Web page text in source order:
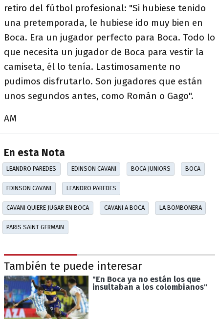
retiro del fútbol profesional: "Si hubiese tenido
una pretemporada, le hubiese ido muy bien en
Boca. Era un jugador perfecto para Boca. Todo lo
que necesita un jugador de Boca para vestir la
camiseta, él lo tenía. Lastimosamente no
pudimos disfrutarlo. Son jugadores que están
unos segundos antes, como Román o Gago".
AM
En esta Nota
LEANDRO PAREDES EDINSON CAVANI BOCA JUNIORS BOCA
EDINSON CAVANI LEANDRO PAREDES
CAVANI QUIERE JUGAR EN BOCA CAVANI A BOCA LA BOMBONERA
PARIS SAINT GERMAIN
También te puede interesar
"En Boca ya no están los que
insultaban a los colombianos"